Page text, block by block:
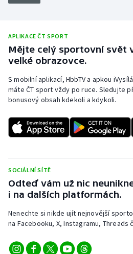
Plážový volejbal
Ragby
Rychlobruslení
Short track
Sportovní střelba
Stolní tenis
Triatlon
APLIKACE ČT SPORT
Mějte celý sportovní svět
velké obrazovce.
S mobilní aplikací, HbbTV a apkou
máte ČT sport vždy po ruce. Sledujte
bonusový obsah kdekoli a kdykoli.
SOCIÁLNÍ SÍTĚ
Odteď vám už nic
i na dalších platformách.
Nenechte si nikde ujít nejnovější
na Facebooku, X, Instagramu, Threads